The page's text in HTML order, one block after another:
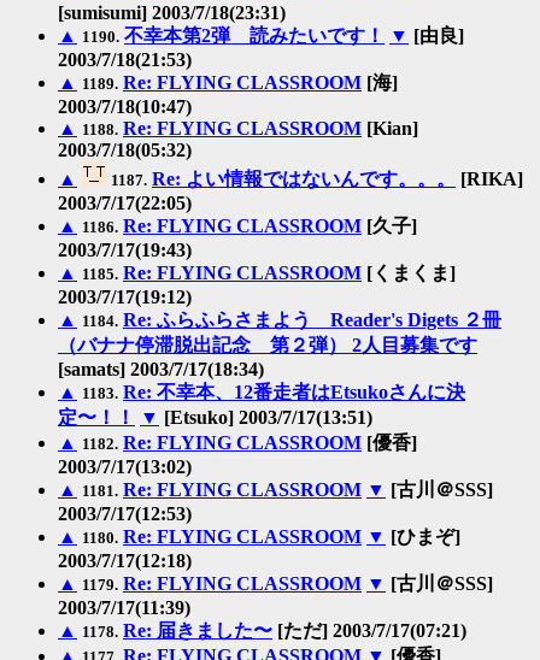
[sumisumi] 2003/7/18(23:31)
▲ 1190. 不幸本第2弾 読みたいです！ ▼ [由良]
2003/7/18(21:53)
▲ 1189. Re: FLYING CLASSROOM [海]
2003/7/18(10:47)
▲ 1188. Re: FLYING CLASSROOM [Kian]
2003/7/18(05:32)
▲
1187. Re: よい情報ではないんです。。。
[RIKA]
2003/7/17(22:05)
▲ 1186. Re: FLYING CLASSROOM [久子]
2003/7/17(19:43)
▲ 1185. Re: FLYING CLASSROOM [くまくま]
2003/7/17(19:12)
▲ 1184. Re: ふらふらさまよう Reader's Digets ２冊
（バナナ停滞脱出記念 第２弾） 2人目募集です
[samats] 2003/7/17(18:34)
▲ 1183. Re: 不幸本、12番走者はEtsukoさんに決
定〜！！
▼ [Etsuko] 2003/7/17(13:51)
▲ 1182. Re: FLYING CLASSROOM [優香]
2003/7/17(13:02)
▲ 1181. Re: FLYING CLASSROOM ▼ [古川＠SSS]
2003/7/17(12:53)
▲ 1180. Re: FLYING CLASSROOM ▼ [ひまぞ]
2003/7/17(12:18)
▲ 1179. Re: FLYING CLASSROOM ▼ [古川＠SSS]
2003/7/17(11:39)
▲ 1178. Re: 届きました〜 [ただ] 2003/7/17(07:21)
▲
Re: FLYING CLASSROOM ▼ [優香]